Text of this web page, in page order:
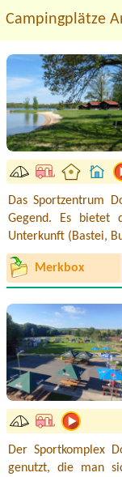
Campingplätze
Das Sportzentrum
Gegend. Es bietet
Unterkunft (Bastei,
Merkbox
Der Sportkomplex
genutzt, die man